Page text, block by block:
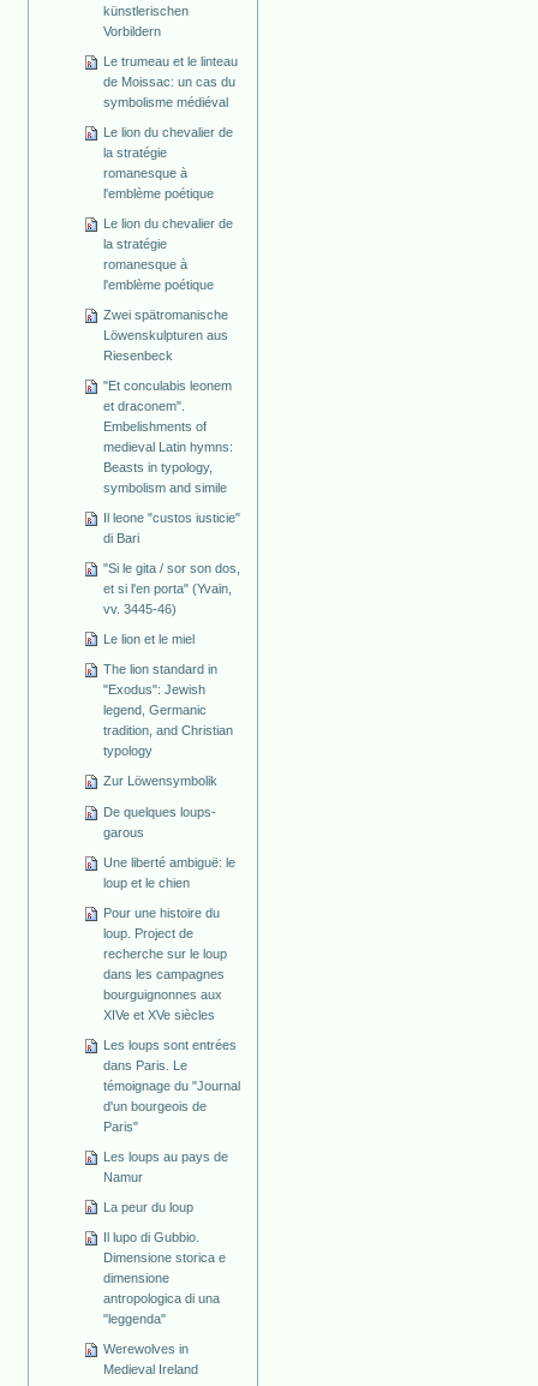
künstlerischen
Vorbildern
Le trumeau et le linteau
de Moissac: un cas du
symbolisme médiéval
Le lion du chevalier de
la stratégie
romanesque à
l'emblème poétique
Le lion du chevalier de
la stratégie
romanesque à
l'emblème poétique
Zwei spätromanische
Löwenskulpturen aus
Riesenbeck
"Et conculabis leonem
et draconem".
Embelishments of
medieval Latin hymns:
Beasts in typology,
symbolism and simile
Il leone "custos iusticie"
di Bari
"Si le gita / sor son dos,
et si l'en porta" (Yvain,
vv. 3445-46)
Le lion et le miel
The lion standard in
"Exodus": Jewish
legend, Germanic
tradition, and Christian
typology
Zur Löwensymbolik
De quelques loups-
garous
Une liberté ambiguë: le
loup et le chien
Pour une histoire du
loup. Project de
recherche sur le loup
dans les campagnes
bourguignonnes aux
XIVe et XVe siècles
Les loups sont entrées
dans Paris. Le
témoignage du "Journal
d'un bourgeois de
Paris"
Les loups au pays de
Namur
La peur du loup
Il lupo di Gubbio.
Dimensione storica e
dimensione
antropologica di una
"leggenda"
Werewolves in
Medieval Ireland